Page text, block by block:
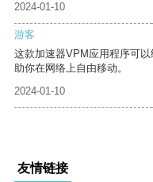
2024-01-10
游客
这款加速器VPM应用程序可
助你在网络上自由移动。
2024-01-10
友情链接